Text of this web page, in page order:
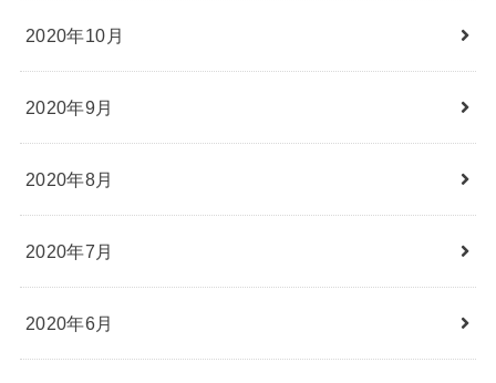
2020年10月
2020年9月
2020年8月
2020年7月
2020年6月